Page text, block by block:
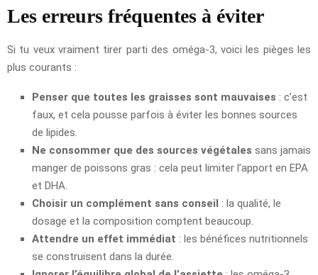
Les erreurs fréquentes à éviter
Si tu veux vraiment tirer parti des oméga-3, voici les pièges les
plus courants :
Penser que toutes les graisses sont mauvaises : c’est
faux, et cela pousse parfois à éviter les bonnes sources
de lipides.
Ne consommer que des sources végétales sans jamais
manger de poissons gras : cela peut limiter l’apport en EPA
et DHA.
Choisir un complément sans conseil : la qualité, le
dosage et la composition comptent beaucoup.
Attendre un effet immédiat : les bénéfices nutritionnels
se construisent dans la durée.